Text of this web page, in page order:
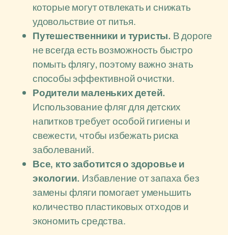
которые могут отвлекать и снижать
удовольствие от питья.
Путешественники и туристы. В дороге
не всегда есть возможность быстро
помыть флягу, поэтому важно знать
способы эффективной очистки.
Родители маленьких детей.
Использование фляг для детских
напитков требует особой гигиены и
свежести, чтобы избежать риска
заболеваний.
Все, кто заботится о здоровье и
экологии. Избавление от запаха без
замены фляги помогает уменьшить
количество пластиковых отходов и
экономить средства.